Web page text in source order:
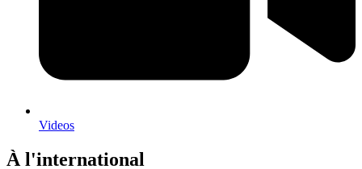
Videos
À l'international